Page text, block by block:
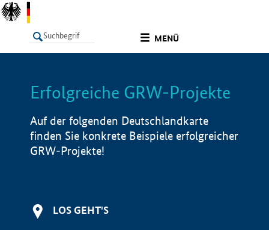
MENÜ
LISTE Info
Erfolgreiche GRW-Projekte
Auf der folgenden Deutschlandkarte
finden Sie konkrete Beispiele erfolgreicher
GRW-Projekte!
LOS GEHT'S